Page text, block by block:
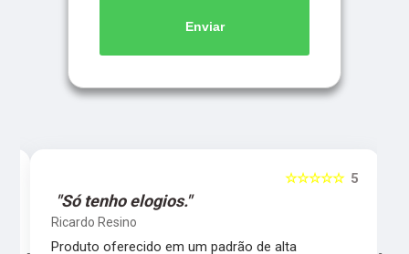
Enviar
5
☆☆☆☆☆
"Só tenho elogios."
Ricardo Resino
Produto oferecido em um padrão de alta